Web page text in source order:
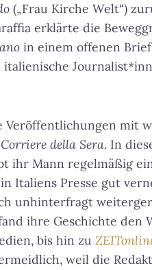
(„Frau Kirche Welt“)
erklärte die
in einem offenen
mit
Corriere della Sera. In
ihr Mann regelmäßig
Italiens Presse gut
unhinterfragt
ihre Geschichte den
bis hin zu
weil die